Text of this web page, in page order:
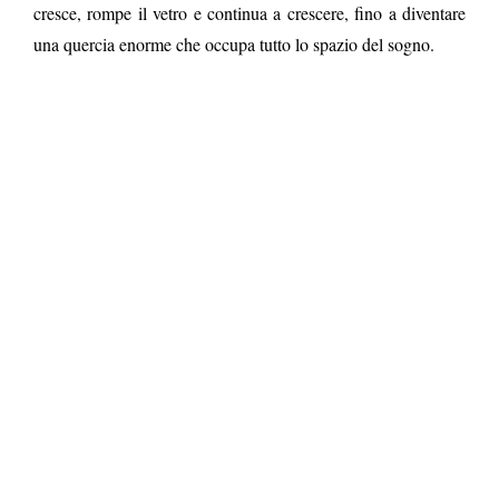
cresce, rompe il vetro e continua a crescere, fino a diventare
una quercia enorme che occupa tutto lo spazio del sogno.